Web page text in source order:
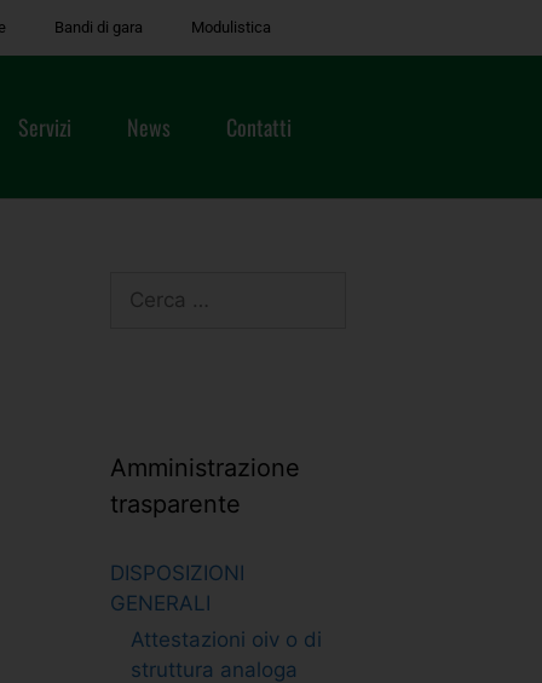
Bandi di gara Modulistica
Servizi News Contatti
Amministrazione
trasparente
DISPOSIZIONI
GENERALI
Attestazioni oiv o di
struttura analoga